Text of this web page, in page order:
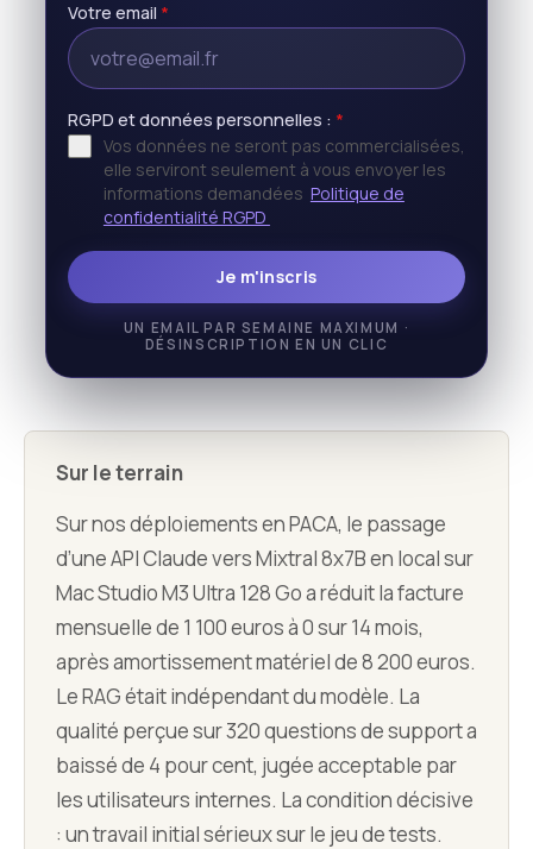
Votre email *
RGPD et données personnelles : *
Vos données ne seront pas commercialisées,
elle serviront seulement à vous envoyer les
informations demandées Politique de
confidentialité RGPD
Je m'inscris
UN EMAIL PAR SEMAINE MAXIMUM ·
DÉSINSCRIPTION EN UN CLIC
Sur le terrain
Sur nos déploiements en PACA, le passage
d’une API Claude vers Mixtral 8x7B en local sur
Mac Studio M3 Ultra 128 Go a réduit la facture
mensuelle de 1 100 euros à 0 sur 14 mois,
après amortissement matériel de 8 200 euros.
Le RAG était indépendant du modèle. La
qualité perçue sur 320 questions de support a
baissé de 4 pour cent, jugée acceptable par
les utilisateurs internes. La condition décisive
: un travail initial sérieux sur le jeu de tests.